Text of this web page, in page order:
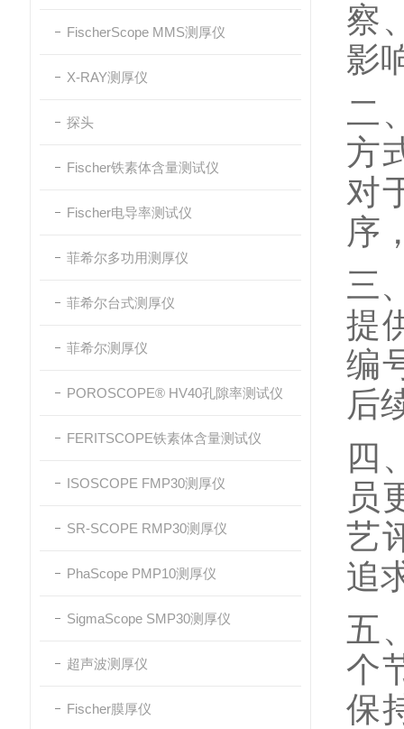
FischerScope MMS测厚仪
X-RAY测厚仪
探头
Fischer铁素体含量测试仪
Fischer电导率测试仪
菲希尔多功用测厚仪
菲希尔台式测厚仪
菲希尔测厚仪
POROSCOPE® HV40孔隙率测试仪
FERITSCOPE铁素体含量测试仪
ISOSCOPE FMP30测厚仪
SR-SCOPE RMP30测厚仪
PhaScope PMP10测厚仪
SigmaScope SMP30测厚仪
超声波测厚仪
Fischer膜厚仪
察
影
二
方
对
序
三
提
编
后
四
员
艺
追
五
个
保